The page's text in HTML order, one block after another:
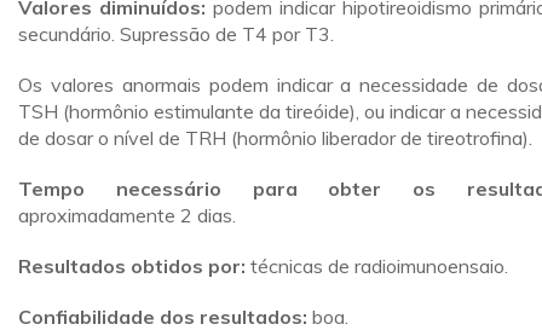
Valores diminuídos: podem indicar hipotireoidismo
secundário. Supressão de T4 por T3.
Os valores anormais podem indicar a necessidade de
TSH (hormônio estimulante da tireóide), ou indicar a
de dosar o nível de TRH (hormônio liberador de tireotrofina).
Tempo necessário para obter os
aproximadamente 2 dias.
Resultados obtidos por: técnicas de radioimunoensaio.
Confiabilidade dos resultados: boa.